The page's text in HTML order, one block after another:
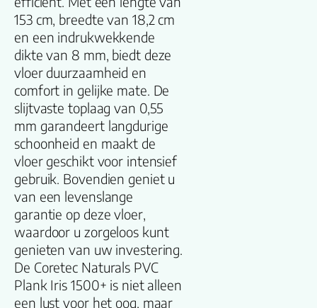
153 cm, breedte van 18,2 cm
en een indrukwekkende
dikte van 8 mm, biedt deze
vloer duurzaamheid en
comfort in gelijke mate. De
slijtvaste toplaag van 0,55
mm garandeert langdurige
schoonheid en maakt de
vloer geschikt voor intensief
gebruik. Bovendien geniet u
van een levenslange
garantie op deze vloer,
waardoor u zorgeloos kunt
genieten van uw investering.
De Coretec Naturals PVC
Plank Iris 1500+ is niet alleen
een lust voor het oog, maar